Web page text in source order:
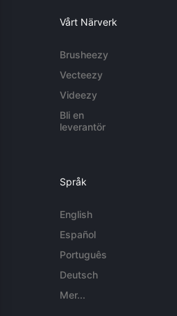
Vårt Närverk
Brusheezy
Vecteezy
Videezy
Bli en
leverantör
Språk
English
Español
Português
Deutsch
Mer...